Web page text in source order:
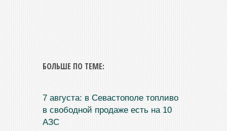
БОЛЬШЕ ПО ТЕМЕ:
7 августа: в Севастополе топливо
в свободной продаже есть на 10
АЗС